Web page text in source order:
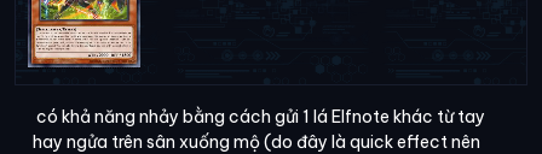
có khả năng nhảy bằng cách gửi 1 lá Elfnote khác từ tay
hay ngửa trên sân xuống mộ (do đây là quick effect nên